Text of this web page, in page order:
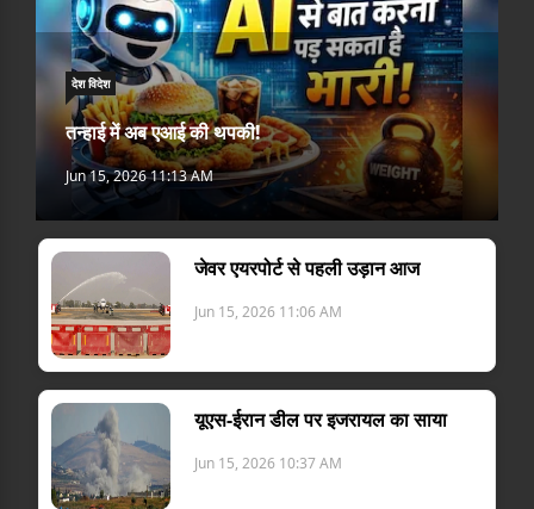
देश विदेश
तन्हाई में अब एआई की थपकी!
Jun 15, 2026 11:13 AM
जेवर एयरपोर्ट से पहली उड़ान आज
Jun 15, 2026 11:06 AM
यूएस-ईरान डील पर इजरायल का साया
Jun 15, 2026 10:37 AM